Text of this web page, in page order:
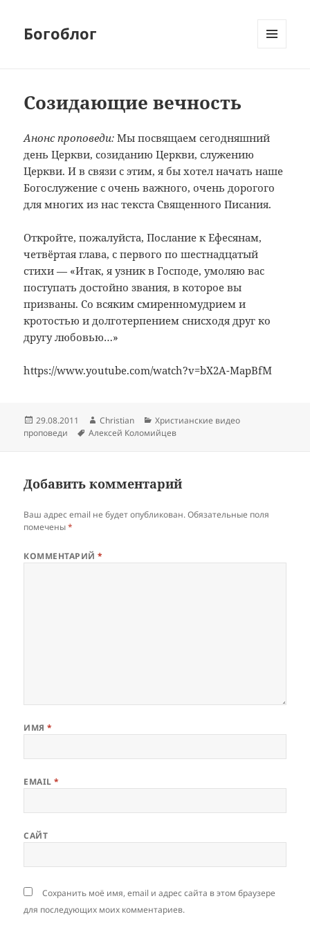
Богоблог
Созидающие вечность
Анонс проповеди: Мы посвящаем сегодняшний
день Церкви, созиданию Церкви, служению
Церкви. И в связи с этим, я бы хотел начать наше
Богослужение с очень важного, очень дорогого
для многих из нас текста Священного Писания.
Откройте, пожалуйста, Послание к Ефесянам,
четвёртая глава, с первого по шестнадцатый
стихи — «Итак, я узник в Господе, умоляю вас
поступать достойно звания, в которое вы
призваны. Со всяким смиренномудрием и
кротостью и долготерпением снисходя друг ко
другу любовью…»
https://www.youtube.com/watch?v=bX2A-MapBfM
Опубликовано
29.08.2011 Автор
Christian Рубрики
Христианские видео
проповеди
Метки
Алексей Коломийцев
Добавить комментарий
Ваш адрес email не будет опубликован. Обязательные поля
помечены*
КОММЕНТАРИЙ*
ИМЯ*
EMAIL*
САЙТ
Сохранить моё имя, email и адрес сайта в этом браузере
для последующих моих комментариев.